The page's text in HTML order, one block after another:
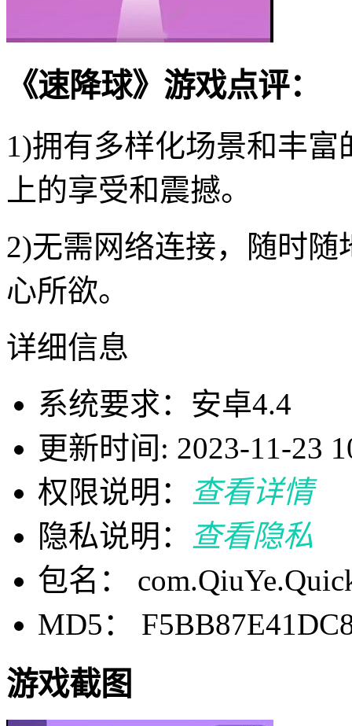
《速降球》游戏点评：
1)拥有多样化场景和丰
上的享受和震撼。
2)无需网络连接，随时
心所欲。
详细信息
系统要求：安卓4.4
更新时间: 2023-11-23
权限说明：
查看详情
隐私说明：
查看隐私
包名：
MD5：
游戏截图